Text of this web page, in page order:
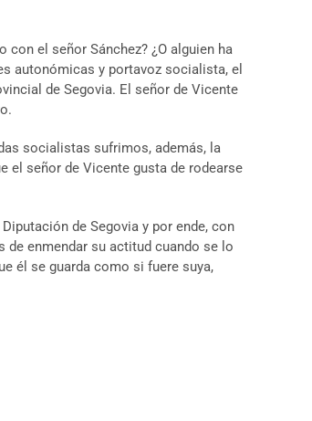
el señor Sánchez? ¿O alguien ha
autonómicas y portavoz socialista, el
de Segovia. El señor de Vicente
socialistas sufrimos, además, la
el señor de Vicente gusta de rodearse
de Segovia y por ende, con
enmendar su actitud cuando se lo
él se guarda como si fuere suya,